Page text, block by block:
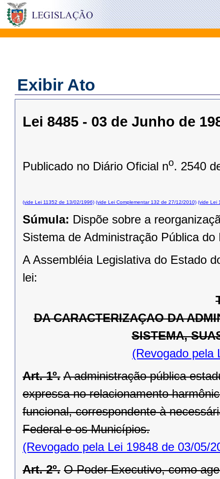
Exibir Ato
Lei 8485 - 03 de Junho de
Publicado no Diário Oficial no. 2540
(vide Lei 11352 de 13/02/1996) (vide Lei Complementar 132 de 27/12/2010) (vide Lei
Súmula: Dispõe sobre a
Sistema de Administração Pública
A Assembléia Legislativa do Estado
lei:
DA CARACTERIZAÇAO DA
SISTEMA,
(Revogado pela
Art. 1º. A administração pública
expressa no relacionamento
funcional, correspondente à
Federal e os Municípios.
(Revogado pela Lei 19848 de 03/05/
Art. 2º. O Poder Executivo, como